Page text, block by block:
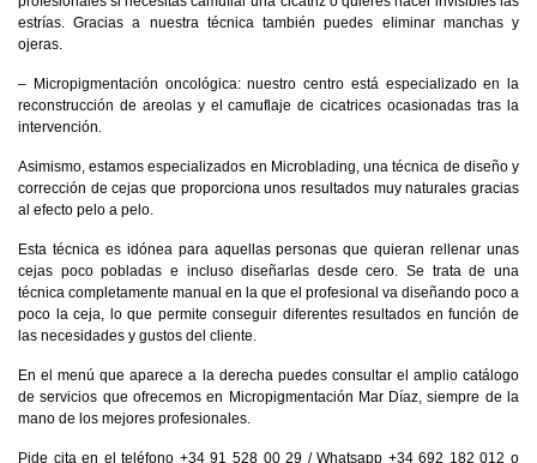
estrías. Gracias a nuestra técnica también puedes eliminar manchas y
ojeras.
– Micropigmentación oncológica: nuestro centro está especializado en la
reconstrucción de areolas y el camuflaje de cicatrices ocasionadas tras la
intervención.
Asimismo, estamos especializados en Microblading, una técnica de diseño y
corrección de cejas que proporciona unos resultados muy naturales gracias
al efecto pelo a pelo.
Esta técnica es idónea para aquellas personas que quieran rellenar unas
cejas poco pobladas e incluso diseñarlas desde cero. Se trata de una
técnica completamente manual en la que el profesional va diseñando poco a
poco la ceja, lo que permite conseguir diferentes resultados en función de
las necesidades y gustos del cliente.
En el menú que aparece a la derecha puedes consultar el amplio catálogo
de servicios que ofrecemos en Micropigmentación Mar Díaz, siempre de la
mano de los mejores profesionales.
Pide cita en el teléfono +34 91 528 00 29 / Whatsapp +34 692 182 012 o